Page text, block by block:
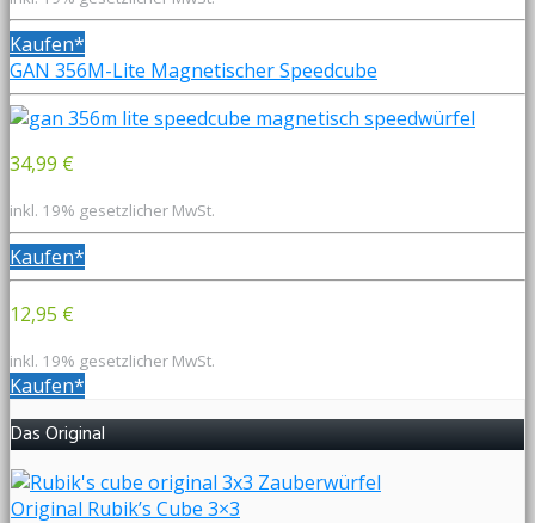
Kaufen*
GAN 356M-Lite Magnetischer Speedcube
34,99 €
inkl. 19% gesetzlicher MwSt.
Kaufen*
12,95 €
inkl. 19% gesetzlicher MwSt.
Kaufen*
Das Original
Original Rubik’s Cube 3×3